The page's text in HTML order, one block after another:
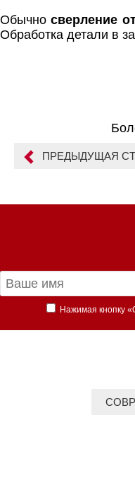
Обычносверление
Обработка детали в
ПРЕДЫДУЩАЯ
Нажимая кнопку